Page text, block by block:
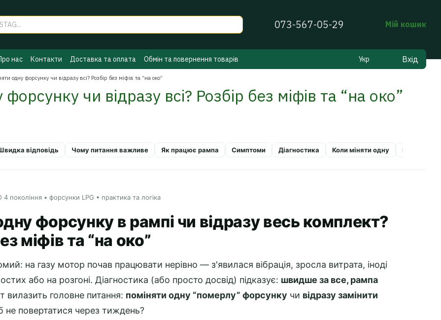
073-567-05-29 Мій кошик
нас Контакти Доставка та оплата
Обмін та повернення товарів
Політика конфіденційності Бренди
Укр Вхід
одну форсунку чи відразу всі? Розбір без міфів та “на око”
чи відразу всі? Розбір без міфів та “на око”
відповідь Чому питання важливе Як працює рампа Симптоми Діагностика Коли міняти одну Коли
4 покоління • форсунки LPG • практика та логіка
форсунку в рампі чи відразу весь комплект?
міфів та “на око”
на газу мотор почав працювати нерівно — з'явилася вібрація, зросла витрата, іноді
або на розгоні. Діагностика (або просто досвід) підказує: швидше за все, рампа
вилазить головне питання: поміняти одну “померлу” форсунку чи відразу замінити
не повертатися через тиждень?